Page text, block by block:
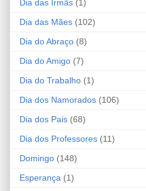
Dia das Irmãs (1)
Dia das Mães (102)
Dia do Abraço (8)
Dia do Amigo (7)
Dia do Trabalho (1)
Dia dos Namorados (106)
Dia dos Pais (68)
Dia dos Professores (11)
Domingo (148)
Esperança (1)